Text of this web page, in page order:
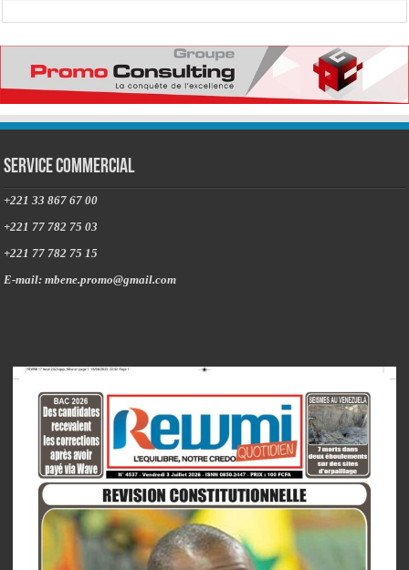
Service commercial
+221 33 867 67 00
+221 77 782 75 03
+221 77 782 75 15
E-mail: mbene.promo@gmail.com